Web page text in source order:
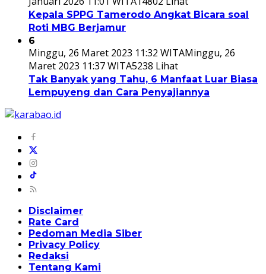
Kepala SPPG Tamerodo Angkat Bicara soal
Roti MBG Berjamur
6
Minggu, 26 Maret 2023 11:32 WITAMinggu, 26
Maret 2023 11:37 WITA5238 Lihat
Tak Banyak yang Tahu, 6 Manfaat Luar Biasa
Lempuyeng dan Cara Penyajiannya
Disclaimer
Rate Card
Pedoman Media Siber
Privacy Policy
Redaksi
Tentang Kami